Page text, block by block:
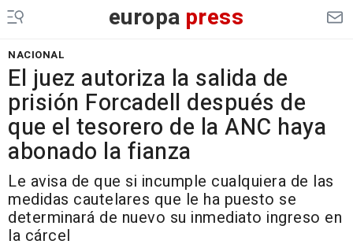
europa press
NACIONAL
El juez autoriza la salida de
prisión Forcadell después de
que el tesorero de la ANC haya
abonado la fianza
Le avisa de que si incumple cualquiera de las
medidas cautelares que le ha puesto se
determinará de nuevo su inmediato ingreso en
la cárcel